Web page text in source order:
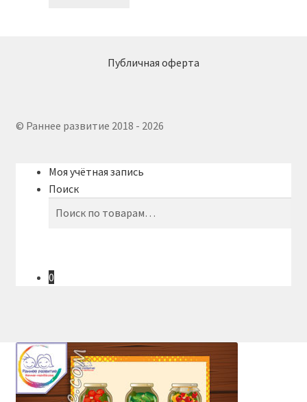
Публичная оферта
© Раннее развитие 2018 - 2026
Моя учётная запись
Поиск
0